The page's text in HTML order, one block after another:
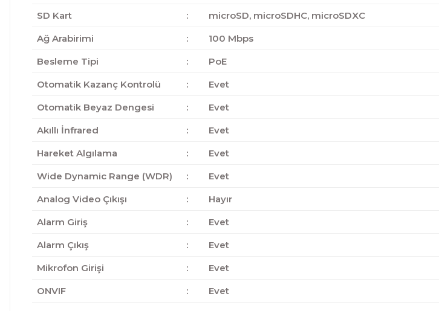
SD Kart
:
microSD, microSDHC, microSDXC
Ağ Arabirimi
:
100 Mbps
Besleme Tipi
:
PoE
Otomatik Kazanç Kontrolü
:
Evet
Otomatik Beyaz Dengesi
:
Evet
Akıllı İnfrared
:
Evet
Hareket Algılama
:
Evet
Wide Dynamic Range (WDR)
:
Evet
Analog Video Çıkışı
:
Hayır
Alarm Giriş
:
Evet
Alarm Çıkış
:
Evet
Mikrofon Girişi
:
Evet
ONVIF
:
Evet